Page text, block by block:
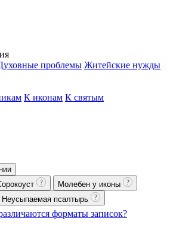
проблемы Житейские нужды
К иконам К святым
Молебен у иконы
Неусыпаемая псалтырь
форматы записок?